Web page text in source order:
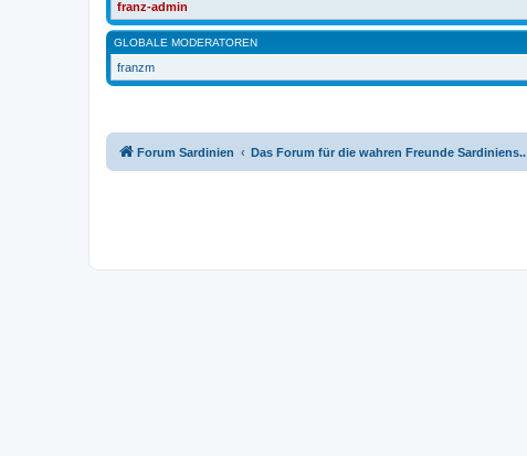
franz-admin
GLOBALE MODERATOREN
franzm
Forum Sardinien Das Forum für die wahren Freunde Sardiniens..